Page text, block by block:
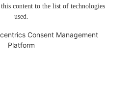
content to the list of technologies
used.
Consent Management
Platform